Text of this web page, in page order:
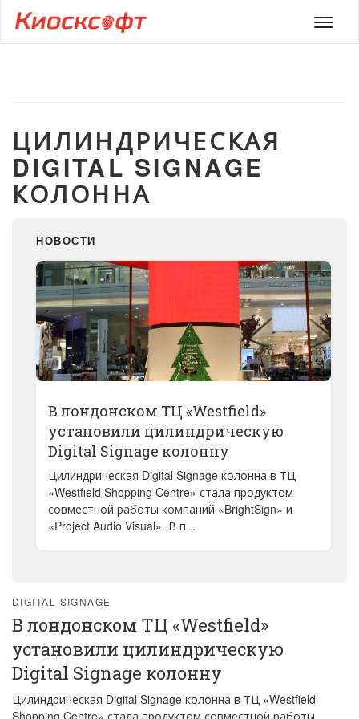
Меню
ЦИЛИНДРИЧЕСКАЯ
DIGITAL SIGNAGE
КОЛОННА
НОВОСТИ
В лондонском ТЦ «Westfield»
установили цилиндрическую
Digital Signage колонну
Цилиндрическая Digital Signage колонна в ТЦ
«Westfield Shopping Centre» стала продуктом
совместной работы компаний «BrightSign» и
«Project Audio Visual». В п...
DIGITAL SIGNAGE
В лондонском ТЦ «Westfield»
установили цилиндрическую
Digital Signage колонну
Цилиндрическая Digital Signage колонна в ТЦ «Westfield
Shopping Centre» стала продуктом совместной работы